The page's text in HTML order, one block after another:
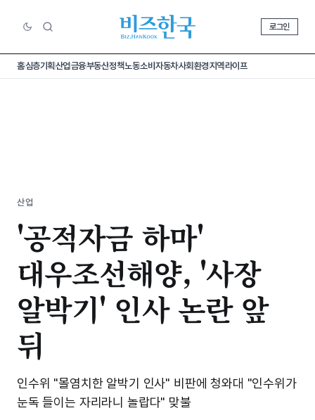
로그인
홈심층기획산업금융부동산정책노동소비 자동차사회환경지역라이프
산업
'공적자금 하마'
대우조선해양, '사장
알박기' 인사 논란 앞
뒤
인수위 "몰염치한 알박기 인사" 비판에 청와대 "인수위가
눈독 들이는 자리라니 놀랍다" 맞불